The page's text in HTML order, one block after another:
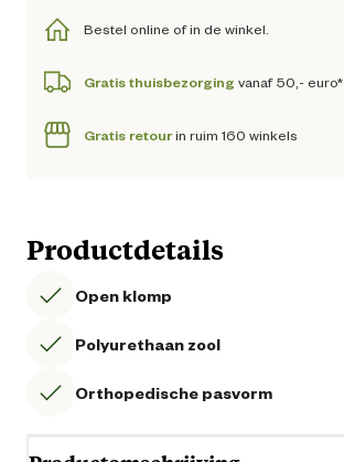
Bestel online of in de winkel.
Gratis thuisbezorging vanaf 50,- euro*
Gratis retourin ruim 160 winkels
Productdetails
Open klomp
Polyurethaan zool
Orthopedische pasvorm